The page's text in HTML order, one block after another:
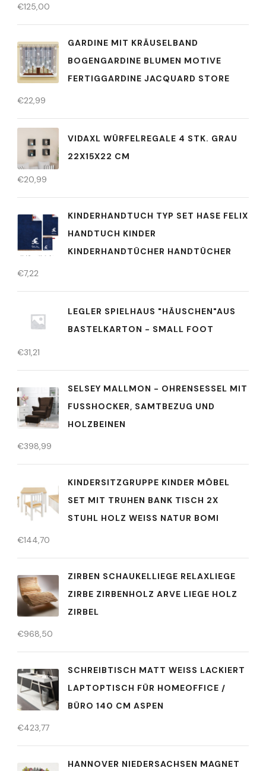
€125,00
GARDINE MIT KRÄUSELBAND
BOGENGARDINE BLUMEN MOTIVE
FERTIGGARDINE JACQUARD STORE
€22,99
VIDAXL WÜRFELREGALE 4 STK. GRAU
22X15X22 CM
€20,99
KINDERHANDTUCH TYP SET HASE FELIX
HANDTUCH KINDER
KINDERHANDTÜCHER HANDTÜCHER
€7,22
LEGLER SPIELHAUS "HÄUSCHEN"AUS
BASTELKARTON - SMALL FOOT
€31,21
SELSEY MALLMON - OHRENSESSEL MIT
FUSSHOCKER, SAMTBEZUG UND H
OLZBEINEN
€398,99
KINDERSITZGRUPPE KINDER MÖBEL
SET MIT TRUHEN BANK TISCH 2X
STUHL HOLZ WEISS NATUR BOMI
€144,70
ZIRBEN SCHAUKELLIEGE RELAXLIEGE
ZIRBE ZIRBENHOLZ ARVE LIEGE HOLZ
ZIRBEL
€968,50
SCHREIBTISCH MATT WEISS LACKIERT L
APTOPTISCH FÜR HOMEOFFICE / B
ÜRO 140 CM ASPEN
€423,77
HANNOVER NIEDERSACHSEN MAGNET